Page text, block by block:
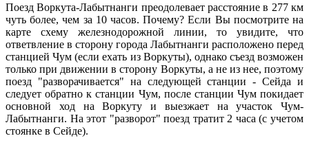
Поезд Воркута-Лабытнанги преодолевает расстояние в 277 км
чуть более, чем за 10 часов. Почему? Если Вы посмотрите на
карте схему железнодорожной линии, то увидите, что
ответвление в сторону города Лабытнанги расположено перед
станцией Чум (если ехать из Воркуты), однако съезд возможен
только при движении в сторону Воркуты, а не из нее, поэтому
поезд "разворачивается" на следующей станции - Сейда и
следует обратно к станции Чум, после станции Чум покидает
основной ход на Воркуту и выезжает на участок Чум-
Лабытнанги. На этот "разворот" поезд тратит 2 часа (с учетом
стоянке в Сейде).